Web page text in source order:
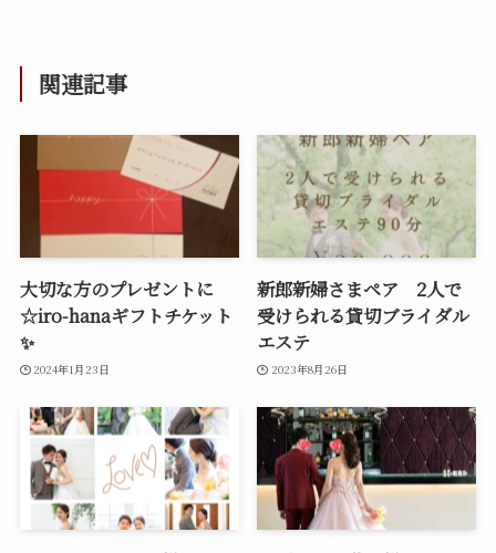
関連記事
大切な方のプレゼントに
☆iro-hanaギフトチケット
✨
2024年1月23日
新郎新婦さまペア 2人で
受けられる貸切ブライダル
エステ
2023年8月26日